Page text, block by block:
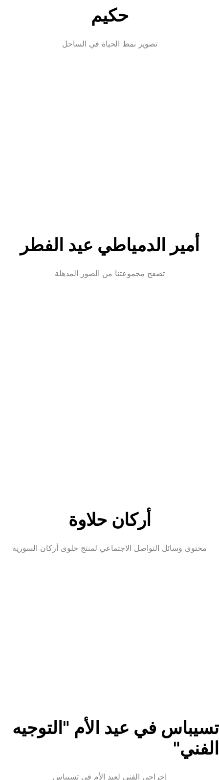
حكيم
تصوير نمط الحياة في الساحل
أمير الدمياطي عيد الفطر
تصفح مجموعتنا من الصور المذهلة
أركان حلاوة
محتوى وسائل التواصل الاجتماعي لمنتج حلوى أركان السورية
الفني"
إخراجي الفني لعيد الأم في تسيباس